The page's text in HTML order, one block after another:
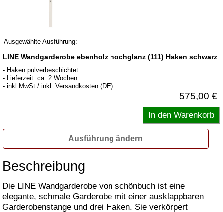
Ausgewählte Ausführung:
LINE Wandgarderobe ebenholz hochglanz (111) Haken schwarz
- Haken pulverbeschichtet
- Lieferzeit: ca. 2 Wochen
- inkl.MwSt / inkl. Versandkosten (DE)
575,00 €
Ausführung ändern
Beschreibung
Die LINE Wandgarderobe von schönbuch ist eine
elegante, schmale Garderobe mit einer ausklappbaren
Garderobenstange und drei Haken. Sie verkörpert